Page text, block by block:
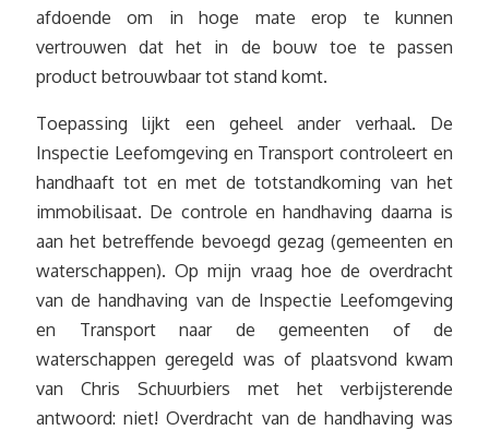
afdoende om in hoge mate erop te kunnen
vertrouwen dat het in de bouw toe te passen
product betrouwbaar tot stand komt.
Toepassing lijkt een geheel ander verhaal. De
Inspectie Leefomgeving en Transport controleert en
handhaaft tot en met de totstandkoming van het
immobilisaat. De controle en handhaving daarna is
aan het betreffende bevoegd gezag (gemeenten en
waterschappen). Op mijn vraag hoe de overdracht
van de handhaving van de Inspectie Leefomgeving
en Transport naar de gemeenten of de
waterschappen geregeld was of plaatsvond kwam
van Chris Schuurbiers met het verbijsterende
antwoord: niet! Overdracht van de handhaving was